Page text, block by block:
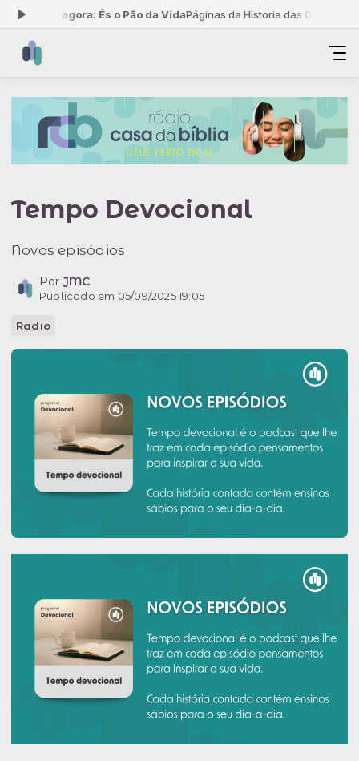
agora: És o Pão da VidaPáginas da Historia das 02:00 às
Tempo Devocional
Novos episódios
Por JMC
Publicado em 05/09/2025 19:05
Radio